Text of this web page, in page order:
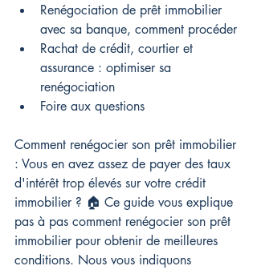
Renégociation de prêt immobilier
avec sa banque, comment procéder
Rachat de crédit, courtier et
assurance : optimiser sa
renégociation
Foire aux questions
Comment renégocier son prêt immobilier
: Vous en avez assez de payer des taux
d'intérêt trop élevés sur votre crédit
immobilier ? 🏠 Ce guide vous explique
pas à pas comment renégocier son prêt
immobilier pour obtenir de meilleures
conditions. Nous vous indiquons